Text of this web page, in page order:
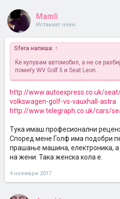
Mamli
Истакнат член
Sfera напиша: ↑
Ќе купувам автомобил, а не се
помеѓу WV Golf 5 и Seat Leon.
http://www.autoexpress.co.uk/
volkswagen-golf-vs-vauxhall-astra
http://www.telegraph.co.uk/cars/
Тука имаш професионални
Според мене Голф има подобри
прашање машина, електроника, а
на жени. Така женска кола е.
4 ноември 2017